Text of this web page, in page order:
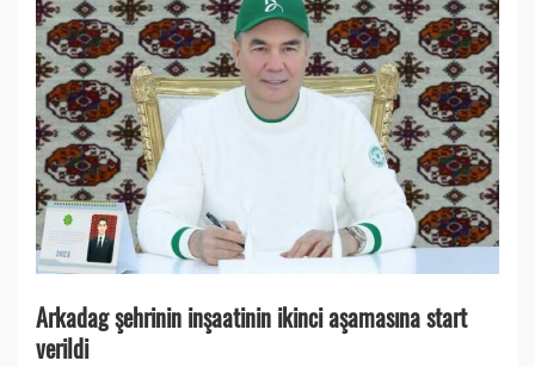
Arkadag şehrinin inşaatinin ikinci aşamasına start
verildi